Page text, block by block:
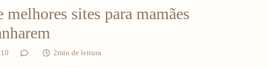
melhores sites para mamães
10 2min de leitura